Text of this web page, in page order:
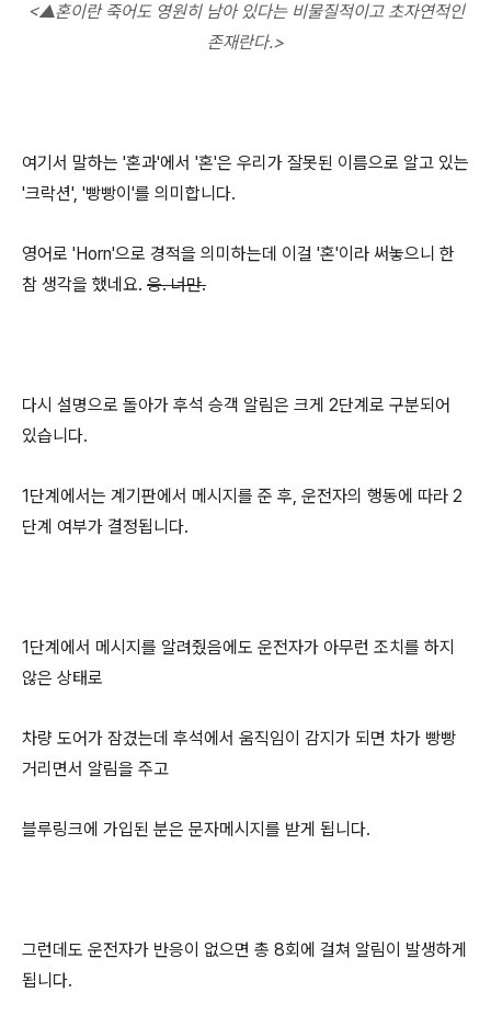
<▲혼이란 죽어도 영원히 남아 있다는 비물질적이고 초자연적인
존재란다.>
여기서 말하는 '혼과'에서 '혼'은 우리가 잘못된 이름으로 알고 있는
'크락션', '빵빵이'를 의미합니다.
영어로 'Horn'으로 경적을 의미하는데 이걸 '혼'이라 써놓으니 한
참 생각을 했네요. 응. 너만.
다시 설명으로 돌아가 후석 승객 알림은 크게 2단계로 구분되어
있습니다.
1단계에서는 계기판에서 메시지를 준 후, 운전자의 행동에 따라 2
단계 여부가 결정됩니다.
1단계에서 메시지를 알려줬음에도 운전자가 아무런 조치를 하지
않은 상태로
차량 도어가 잠겼는데 후석에서 움직임이 감지가 되면 차가 빵빵
거리면서 알림을 주고
블루링크에 가입된 분은 문자메시지를 받게 됩니다.
그런데도 운전자가 반응이 없으면 총 8회에 걸쳐 알림이 발생하게
됩니다.